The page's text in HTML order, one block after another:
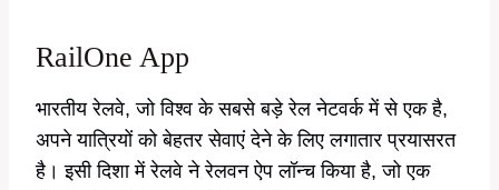
RailOne App
भारतीय रेलवे, जो विश्व के सबसे बड़े रेल नेटवर्क में से एक है,
अपने यात्रियों को बेहतर सेवाएं देने के लिए लगातार प्रयासरत
है। इसी दिशा में रेलवे ने रेलवन ऐप लॉन्च किया है, जो एक